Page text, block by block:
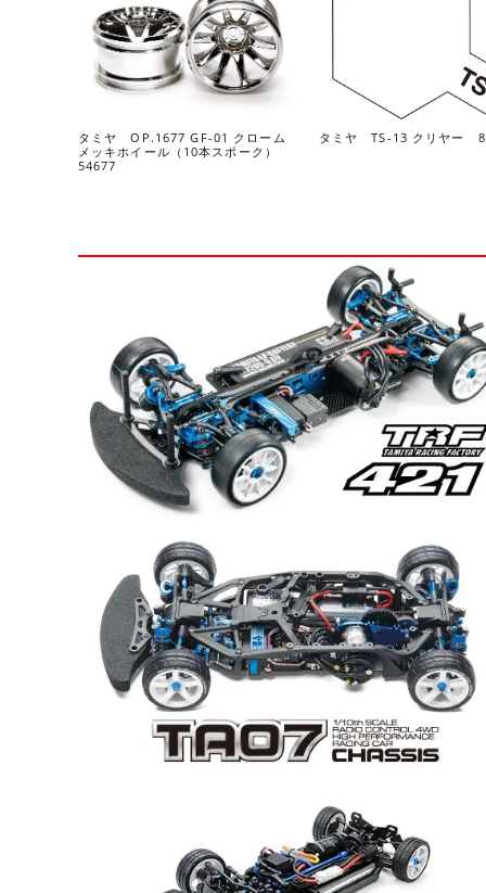
タミヤ OP.1677 GF-01 クローム
メッキホイール（10本スポーク）
54677
タミヤ TS-13 クリヤー